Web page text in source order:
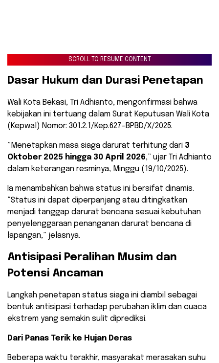
SCROLL TO RESUME CONTENT
Dasar Hukum dan Durasi Penetapan
​Wali Kota Bekasi, Tri Adhianto, mengonfirmasi bahwa
kebijakan ini tertuang dalam Surat Keputusan Wali Kota
(Kepwal) Nomor: 301.2.1/Kep.627-BPBD/X/2025.
​”Menetapkan masa siaga darurat terhitung dari 3
Oktober 2025 hingga 30 April 2026,” ujar Tri Adhianto
dalam keterangan resminya, Minggu (19/10/2025).
​Ia menambahkan bahwa status ini bersifat dinamis.
“Status ini dapat diperpanjang atau ditingkatkan
menjadi tanggap darurat bencana sesuai kebutuhan
penyelenggaraan penanganan darurat bencana di
lapangan,” jelasnya.
Antisipasi Peralihan Musim dan
Potensi Ancaman
​Langkah penetapan status siaga ini diambil sebagai
bentuk antisipasi terhadap perubahan iklim dan cuaca
ekstrem yang semakin sulit diprediksi.
Dari Panas Terik ke Hujan Deras
​Beberapa waktu terakhir, masyarakat merasakan suhu